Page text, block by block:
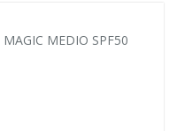
MEDIO SPF50